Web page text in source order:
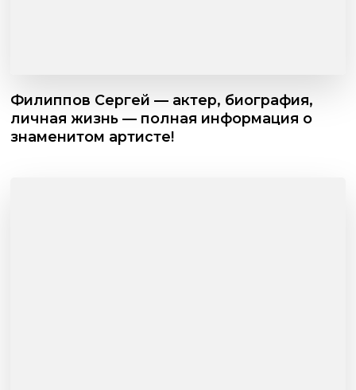
Филиппов Сергей — актер, биография,
личная жизнь — полная информация о
знаменитом артисте!